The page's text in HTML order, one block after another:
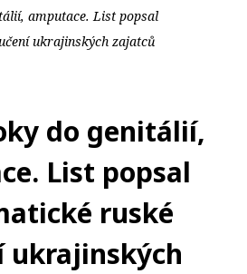
amputace. List popsal
ukrajinských zajatců
do genitálií,
List popsal
ruské
ukrajinských